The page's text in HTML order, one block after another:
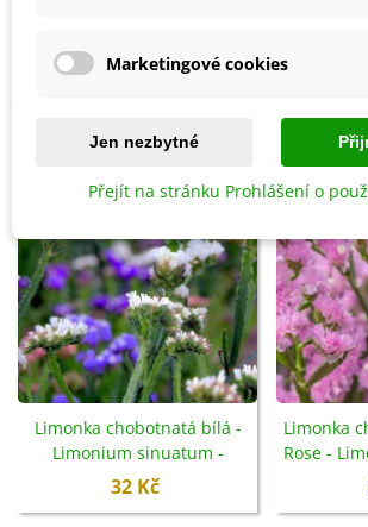
Limonka chobotnatá bílá -
Limonium sinuatum -
semena - 30 ks
32 Kč
Není
Limonka
Rose -
Marketingové cookies
Jen nezbytné
Přejít na stránku Prohlášení o